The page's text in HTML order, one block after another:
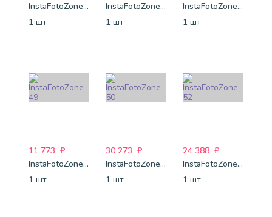
InstaFotoZone-46
1 шт
InstaFotoZone-47
1 шт
InstaFotoZone-48
1 шт
11 773 ₽
InstaFotoZone-49
1 шт
30 273 ₽
InstaFotoZone-50
1 шт
24 388 ₽
InstaFotoZone-52
1 шт